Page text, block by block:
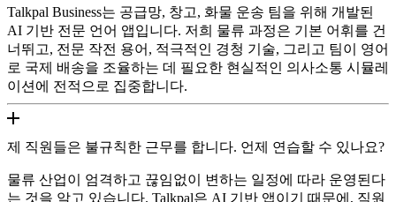
Talkpal Business는 공급망, 창고, 화물 운송 팀을 위해 개발된
AI 기반 전문 언어 앱입니다. 저희 물류 과정은 기본 어휘를 건
너뛰고, 전문 작전 용어, 적극적인 경청 기술, 그리고 팀이 영어
로 국제 배송을 조율하는 데 필요한 현실적인 의사소통 시뮬레
이션에 전적으로 집중합니다.
제 직원들은 불규칙한 근무를 합니다. 언제 연습할 수 있나요?
물류 산업이 엄격하고 끊임없이 변하는 일정에 따라 운영된다
는 것을 알고 있습니다. Talkpal은 AI 기반 앱이기 때문에, 직원